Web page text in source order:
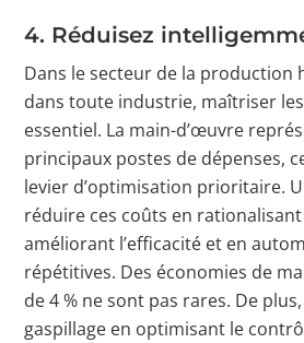
4. Réduisez
Dans le secteur de la production
dans toute industrie, maîtriser
essentiel. La main-d’œuvre
principaux postes de dépenses,
levier d’optimisation prioritaire.
réduire ces coûts en
améliorant l’efficacité et en
répétitives. Des économies de
de 4 % ne sont pas rares. De
gaspillage en optimisant le